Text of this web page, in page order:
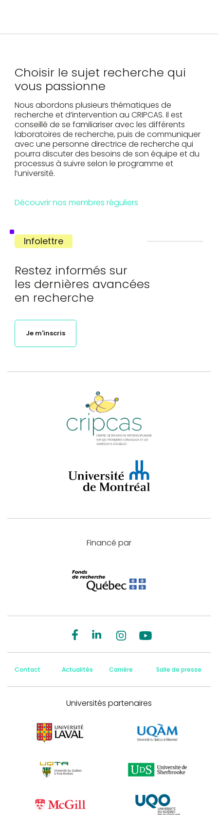
Choisir le sujet recherche qui
vous passionne
Nous abordons plusieurs thématiques de
recherche et d’intervention au CRIPCAS. Il est
conseillé de se familiariser avec les différents
laboratoires de recherche, puis de communiquer
avec une personne directrice de recherche qui
pourra discuter des besoins de son équipe et du
processus à suivre selon le programme et
l’université.
Découvrir nos membres réguliers
Infolettre
Restez informés sur
les dernières avancées
en recherche
Je m'inscris
Financé par
Contact Actualités Carrière Salle de presse
Universités partenaires